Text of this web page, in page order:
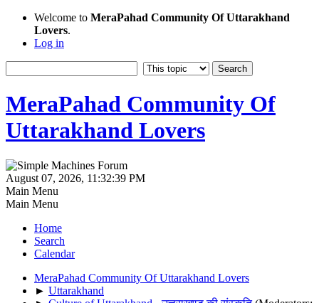
Welcome to MeraPahad Community Of Uttarakhand
Lovers.
Log in
MeraPahad Community Of
Uttarakhand Lovers
August 07, 2026, 11:32:39 PM
Main Menu
Main Menu
Home
Search
Calendar
MeraPahad Community Of Uttarakhand Lovers
► Uttarakhand